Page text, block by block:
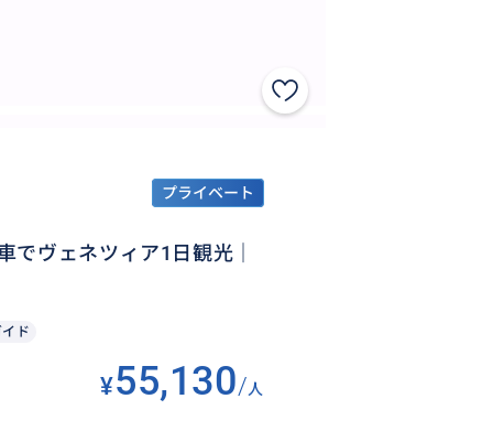
プライベート
でヴェネツィア1日観光｜
ド
¥55,130/人